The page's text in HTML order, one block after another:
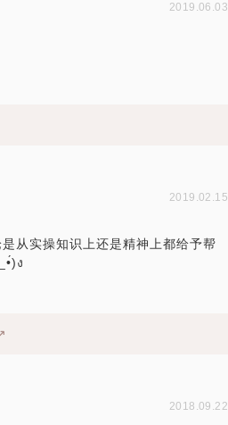
2019.06.03
2019.02.15
实操知识上还是精神上都给予帮
ง
2018.09.22